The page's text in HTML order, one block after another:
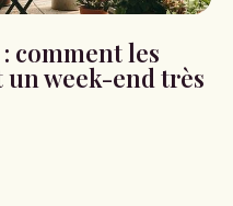
comment les
week-end très